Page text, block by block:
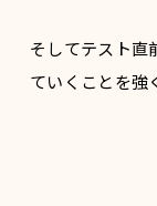
そしてテスト直
ていくことを強